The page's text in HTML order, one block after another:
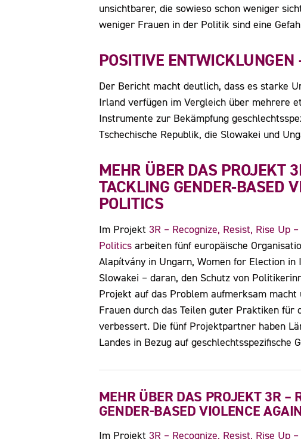
unsichtbarer, die sowieso schon weniger
weniger Frauen in der Politik sind eine
POSITIVE
Der Bericht macht deutlich, dass es starke
Irland verfügen im Vergleich über mehrere
Instrumente zur Bekämpfung
Tschechische Republik, die Slowakei und
MEHR ÜBER DAS PROJEKT
TACKLING GENDER-BASED
POLITICS
Im Projekt 3R – Recognize, Resist, Rise Up
Politicsarbeiten fünf europäische
Alapítvány in Ungarn, Women for Election
Slowakei – daran, den Schutz von
Projekt auf das Problem aufmerksam
Frauen durch das Teilen guter Praktiken für
verbessert. Die fünf Projektpartner haben
Landes in Bezug auf geschlechtsspezifische
MEHR ÜBER DAS PROJEKT 3R –
GENDER-BASED VIOLENCE
Im Projekt 3R – Recognize, Resist, Rise Up